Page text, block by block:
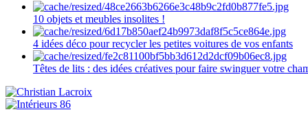
10 objets et meubles insolites !
4 idées déco pour recycler les petites voitures de vos enfants
Têtes de lits : des idées créatives pour faire swinguer votre